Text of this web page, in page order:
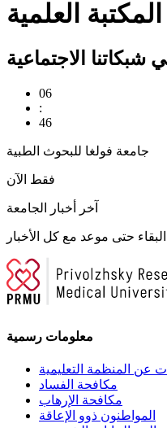
المكتبة العلمية
شبكاتنا الاجتماعية
06
:
46
جامعة فولغا للبحوث الطبية
فقط الآن
آخر أخبار الجامعة
معلومات رسمية
عن المنظمة التعليمية
مكافحة الفساد
مكافحة الإرهاب
المواطنون ذوو الإعاقة